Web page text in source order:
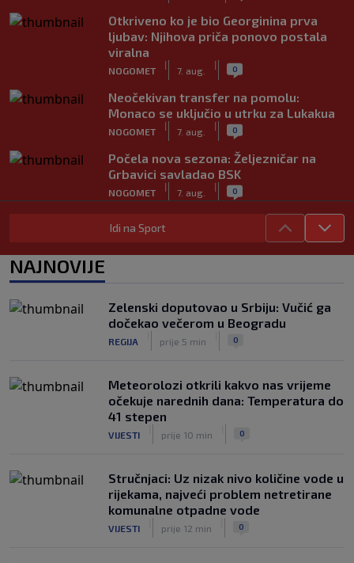
Otkriveno ko je bio Georginina prva
ljubav: Njihova priča ponovo postala
viralna
NOGOMET
|
7. aug.
| 0
Neočekivan transfer na pomolu:
Monaco se uključio u utrku za Lukakua
NOGOMET
|
7. aug.
| 0
Počela nova sezona: Željezničar na
Grbavici savladao BSK
NOGOMET
|
7. aug.
| 0
Objavljeno koje države podržavaju
Infantina, a koje traže promjene: HNS
namjeravao prodati prava na Svjetsko
prvenstvo ispod cijene?
NOGOMET
|
7. aug. 0
Idi na Sport
NAJNOVIJE
Zelenski doputovao u Srbiju: Vučić ga
dočekao večerom u Beogradu
REGIJA prije 5 min 0
Meteorolozi otkrili kakvo nas vrijeme
očekuje narednih dana: Temperatura do
41 stepen
VIJESTI prije 10 min 0
Stručnjaci: Uz nizak nivo količine vode u
rijekama, najveći problem netretirane
komunalne otpadne vode
VIJESTI prije 12 min 0